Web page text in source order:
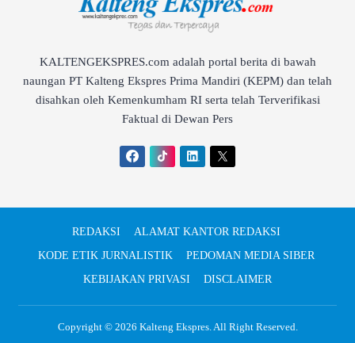
KALTENGEKSPRES.com adalah portal berita di bawah
naungan PT Kalteng Ekspres Prima Mandiri (KEPM) dan telah
disahkan oleh Kemenkumham RI serta telah Terverifikasi
Faktual di Dewan Pers
REDAKSI
ALAMAT KANTOR REDAKSI
KODE ETIK JURNALISTIK
PEDOMAN MEDIA SIBER
KEBIJAKAN PRIVASI
DISCLAIMER
Copyright © 2026 Kalteng Ekspres. All Right Reserved.